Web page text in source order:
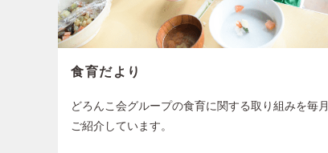
食育だより
どろんこ会グループの食育に関する取り組みを毎月
ご紹介しています。